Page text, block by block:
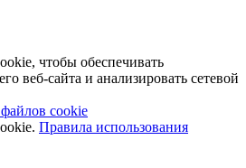
чтобы обеспечивать
веб-сайта и анализировать сетевой
cookie
Правила использования